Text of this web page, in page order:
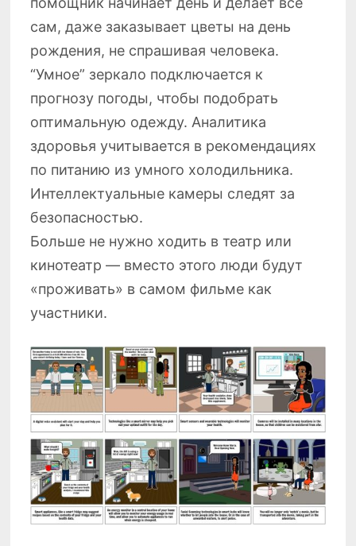
сам, даже заказывает цветы на день
рождения, не спрашивая человека.
“Умное” зеркало подключается к
прогнозу погоды, чтобы подобрать
оптимальную одежду. Аналитика
здоровья учитывается в рекомендациях
по питанию из умного холодильника.
Интеллектуальные камеры следят за
безопасностью.
Больше не нужно ходить в театр или
кинотеатр — вместо этого люди будут
«проживать» в самом фильме как
участники.